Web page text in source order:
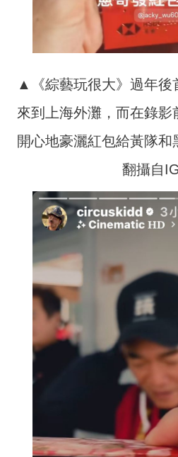
▲《綜藝玩很大》過年後
來到上海外灘，而在錄
開心地豪灑紅包給黃隊和
翻攝自IG